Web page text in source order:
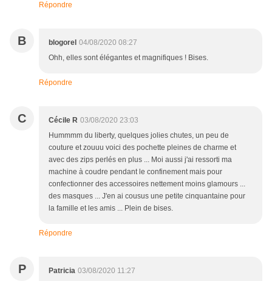
Répondre
B blogorel 04/08/2020 08:27
Ohh, elles sont élégantes et magnifiques ! Bises.
Répondre
C Cécile R 03/08/2020 23:03
Hummmm du liberty, quelques jolies chutes, un peu de
couture et zouuu voici des pochette pleines de charme et
avec des zips perlés en plus ... Moi aussi j'ai ressorti ma
machine à coudre pendant le confinement mais pour
confectionner des accessoires nettement moins glamours ...
des masques ... J'en ai cousus une petite cinquantaine pour
la famille et les amis ... Plein de bises.
Répondre
P Patricia 03/08/2020 11:27